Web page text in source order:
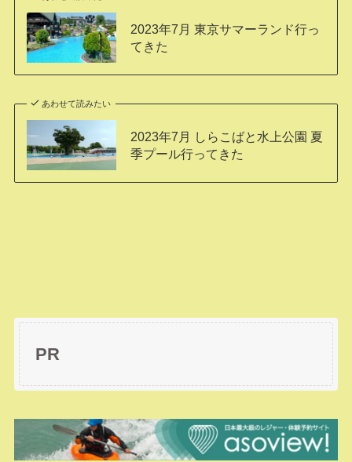
2023年7月 東京サマーランド行っ
てきた
あわせて読みたい
2023年7月 しらこばと水上公園 夏
季プール行ってきた
PR